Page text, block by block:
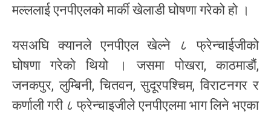
मल्ललाई एनपीएलको मार्की खेलाडी घोषणा गरेको हो ।
यसअघि क्यानले एनपीएल खेल्ने ८ फ्रेन्चाईजीको
घोषणा गरेको थियो । जसमा पोखरा, काठमाडौं,
जनकपुर, लुम्बिनी, चितवन, सुदूरपश्चिम, विराटनगर र
कर्णाली गरी ८ फ्रेन्चाइजीले एनपीएलमा भाग लिने भएका